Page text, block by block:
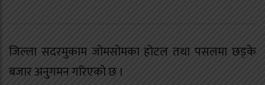
जिल्ला सदरमुकाम जोमसोमका होटल तथा पसलमा छड्के
बजार अनुगमन गरिएको छ ।